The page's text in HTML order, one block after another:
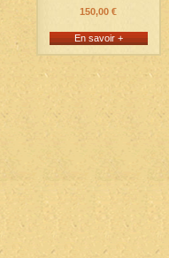
150,00 €
En savoir +